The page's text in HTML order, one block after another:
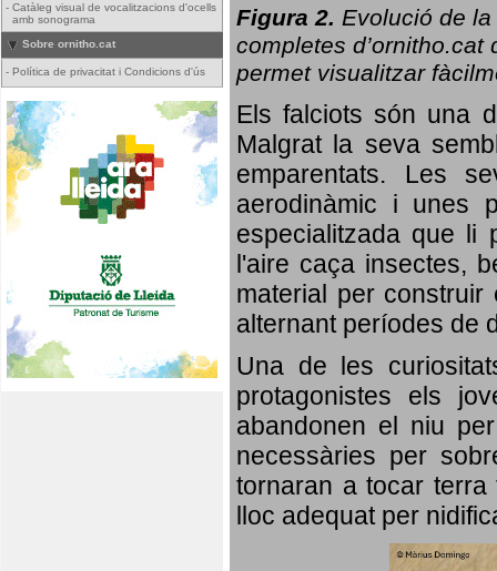
- Catàleg visual de vocalitzacions d'ocells
amb sonograma
Sobre ornitho.cat
- Política de privacitat i Condicions d'ús
Figura 2. Evolució de la
completes d’ornitho.cat
permet visualitzar
Els falciots són una
Malgrat la seva
emparentats. Les
aerodinàmic i unes
especialitzada que li
l'aire caça insectes,
material per
alternant períodes de
Una de les
protagonistes els
abandonen el niu
necessàries per
tornaran a tocar
lloc adequat per